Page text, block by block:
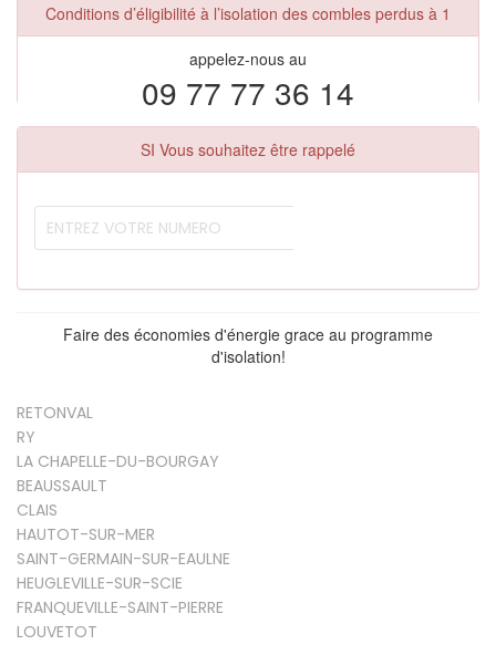
Conditions d’éligibilité à l’isolation des combles perdus à 1
appelez-nous au
09 77 77 36 14
SI Vous souhaitez être rappelé
Faire des économies d'énergie grace au programme
d'isolation!
RETONVAL
RY
LA CHAPELLE-DU-BOURGAY
BEAUSSAULT
CLAIS
HAUTOT-SUR-MER
SAINT-GERMAIN-SUR-EAULNE
HEUGLEVILLE-SUR-SCIE
FRANQUEVILLE-SAINT-PIERRE
LOUVETOT